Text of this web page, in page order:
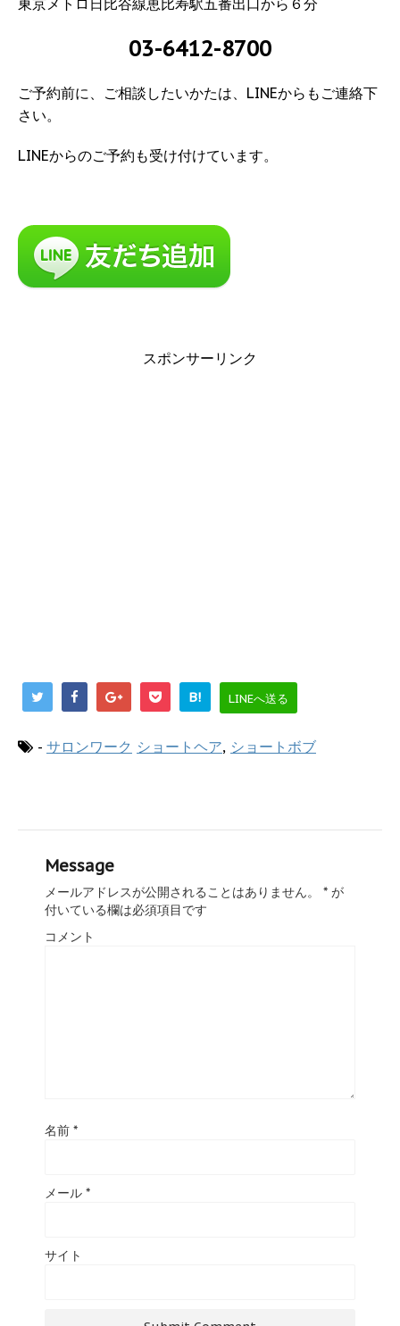
東京メトロ日比谷線恵比寿駅五番出口から６分
03-6412-8700
ご予約前に、ご相談したいかたは、LINEからもご連絡下
さい。
LINEからのご予約も受け付けています。
スポンサーリンク
B! LINEへ送る
- サロンワーク ショートヘア, ショートボブ
Message
メールアドレスが公開されることはありません。 * が
付いている欄は必須項目です
コメント
名前 *
メール *
サイト